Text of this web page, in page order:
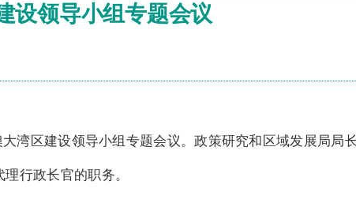
设领导小组专题会议
湾区建设领导小组专题会议。政策研究和区域发展局局
行政长官的职务。